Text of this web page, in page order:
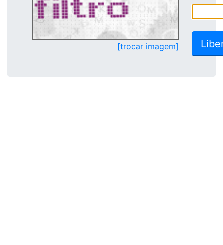
[trocar imagem]